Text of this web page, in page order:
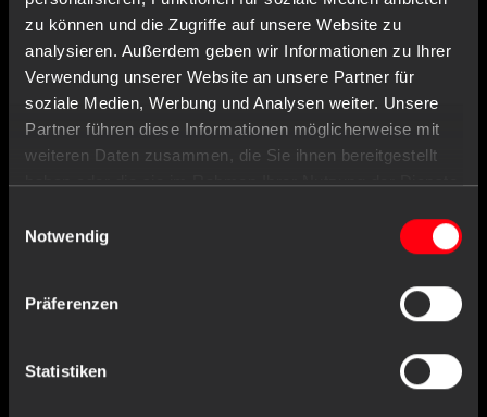
zu können und die Zugriffe auf unsere Website zu
analysieren. Außerdem geben wir Informationen zu Ihrer
Verwendung unserer Website an unsere Partner für
soziale Medien, Werbung und Analysen weiter. Unsere
Partner führen diese Informationen möglicherweise mit
weiteren Daten zusammen, die Sie ihnen bereitgestellt
haben oder die sie im Rahmen Ihrer Nutzung der Dienste
Notwendig
Präferenzen
Statistiken
Art.-Nr. : 02201-B